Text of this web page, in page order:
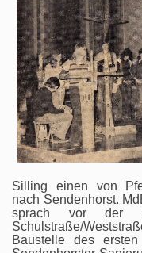
Silling einen von
nach Sendenhorst.
sprach vor der
Schulstraße/
Baustelle des